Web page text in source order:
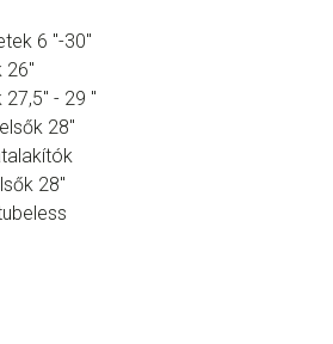
6 "-30"
26"
27,5" - 29 "
28"
28"